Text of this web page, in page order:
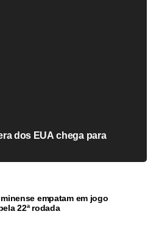
dos EUA chega para
empatam em jogo
22ª rodada